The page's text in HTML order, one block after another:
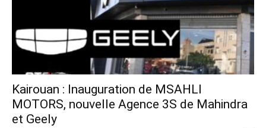
Kairouan : Inauguration de MSAHLI
MOTORS, nouvelle Agence 3S de Mahindra
et Geely